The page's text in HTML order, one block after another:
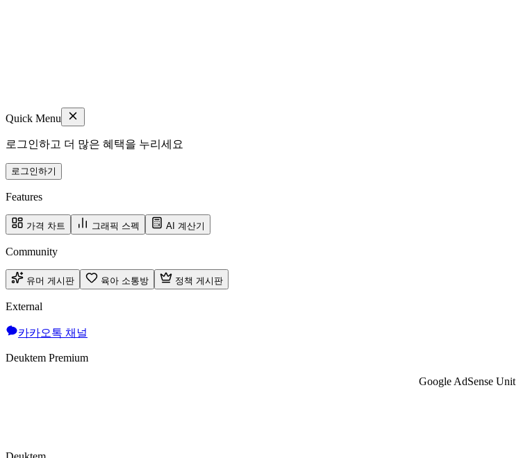
Quick Menu
로그인하고 더 많은 혜택을 누리세요
로그인하기
Features
가격 차트 그래픽 스펙 AI 계산기
Community
유머 게시판 육아 소통방 정책 게시판
External
카카오톡 채널
Deuktem Premium
Google AdSense Unit